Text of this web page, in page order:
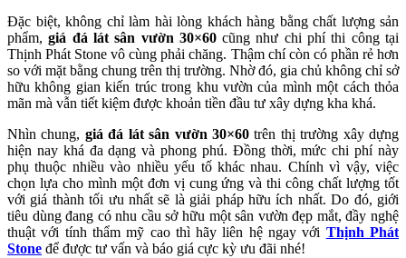
Đặc biệt, không chỉ làm hài lòng khách hàng bằng chất lượng sản
phẩm,giá đá lát sân vườn 30×60cũng như chi phí thi công tại
Thịnh Phát Stone vô cùng phải chăng. Thậm chí còn có phần rẻ hơn
so với mặt bằng chung trên thị trường. Nhờ đó, gia chủ không chỉ sở
hữu không gian kiến trúc trong khu vườn của mình một cách thỏa
mãn mà vẫn tiết kiệm được khoản tiền đầu tư xây dựng kha khá.
Nhìn chung, giá đá lát sân vườn 30×60trên thị trường xây dựng
hiện nay khá đa dạng và phong phú. Đồng thời, mức chi phí này
phụ thuộc nhiều vào nhiều yếu tố khác nhau. Chính vì vậy, việc
chọn lựa cho mình một đơn vị cung ứng và thi công chất lượng tốt
với giá thành tối ưu nhất sẽ là giải pháp hữu ích nhất. Do đó, giới
tiêu dùng đang có nhu cầu sở hữu một sân vườn đẹp mắt, đầy nghệ
thuật với tính thẩm mỹ cao thì hãy liên hệ ngay với Thịnh Phát
Stone để được tư vấn và báo giá cực kỳ ưu đãi nhé!